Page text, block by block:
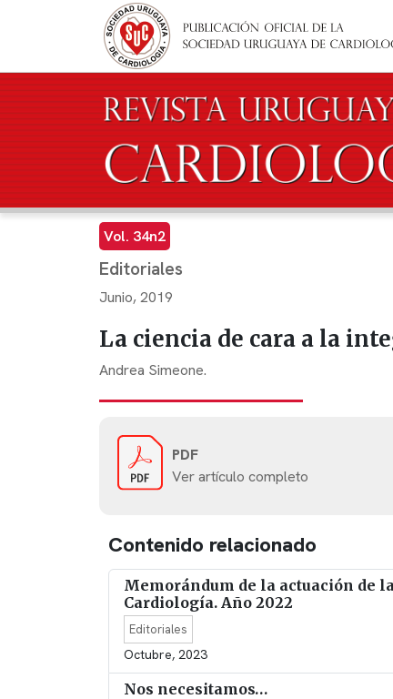
Pasar al contenido principal
Vol. 34n2
Editoriales
Junio, 2019
La ciencia de cara a la
Andrea Simeone.
PDF
Ver artículo completo
Contenido relacionado
Memorándum de la actuación de
Cardiología. Año 2022
Editoriales
Octubre, 2023
Nos necesitamos…